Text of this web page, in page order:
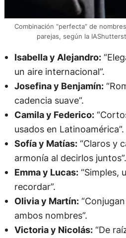
Combinación “perfecta” de
parejas, según la
Isabella y Alejandro:
un aire internacional”.
Josefina y Benjamín:
cadencia suave”.
Camila y Federico:
usados en Latinoamérica”.
Sofía y Matías:“Claros y
armonía al decirlos juntos”.
Emma y Lucas:“Simples,
recordar”.
Olivia y Martín:
ambos nombres”.
Victoria y Nicolás:“De